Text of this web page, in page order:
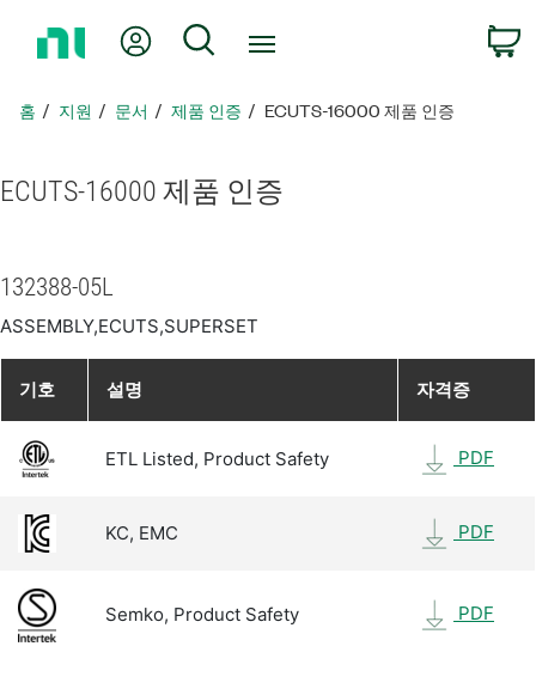
지
아
내 계정 검색
홈 지원 문서 제품 인증 ECUTS-16000 제품 인증
ECUTS-16000 제품 인증
132388-05L
ASSEMBLY,ECUTS,SUPERSET
기호 설명 자격증
ETL Listed, Product Safety PDF
KC, EMC PDF
Semko, Product Safety PDF